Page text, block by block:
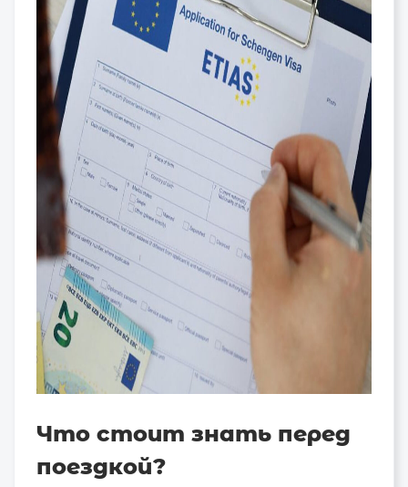
Что стоит знать перед
поездкой?